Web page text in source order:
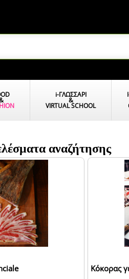
i-ΓΛΩΣΣΑΡΙ
&
VIRTUAL SCHOOL
αναζήτησης
Κόκορας